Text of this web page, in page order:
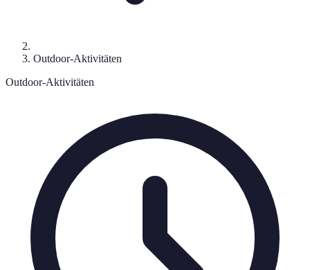
Outdoor-Aktivitäten
Outdoor-Aktivitäten